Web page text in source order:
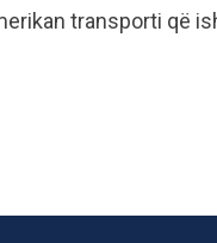
transporti që